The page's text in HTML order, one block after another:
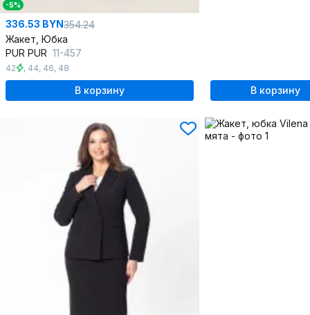
-5%
336.53 BYN354.24
Жакет, Юбка
PUR PUR 11-457
42 , 44, 46, 48
В корзину В корзину